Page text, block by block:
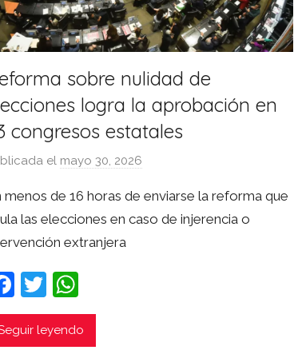
sobre nulidad de
logra la aprobación en
congresos estatales
el mayo 30, 2026
r
S
menos de 16 horas de enviarse la reforma que
las elecciones en caso de injerencia o
extranjera
F
a
c
T
w
itt
h
at
leyendo